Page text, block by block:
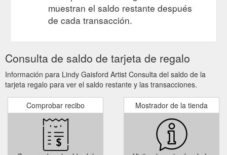
muestran el saldo restante después
de cada transacción.
Consulta de saldo de tarjeta de regalo
Información para Lindy Gaisford Artist Consulta del saldo de la
tarjeta regalo para ver el saldo restante y las transacciones.
Comprobar recibo Mostrador de la tienda